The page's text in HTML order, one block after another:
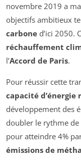
novembre 2019 a
objectifs ambitieux
carbone d’ici 2050.
réchauffement
l’Accord de Paris.
Pour réussir cette
capacité d’énergie
développement des
doubler le rythme de
pour atteindre 4%
émissions de